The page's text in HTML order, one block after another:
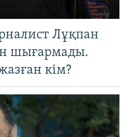
Лұқпан
шығармады.
кім?